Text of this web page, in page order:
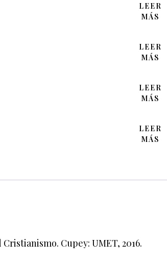
LEER
MÁS
LEER
MÁS
LEER
MÁS
LEER
MÁS
Cupey: UMET, 2016.